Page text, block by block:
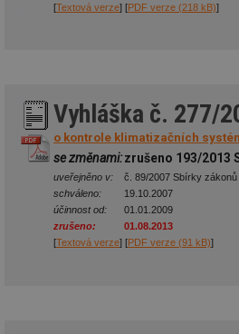
[Textová verze] [PDF verze (218 kB)]
Vyhláška č. 277/
o kontrole klimatizačních
se změnami:zrušeno 193/2013
uveřejněno v:
č. 89/2007 Sbírky
schváleno:
19.10.2007
účinnost od:
01.01.2009
zrušeno:
01.08.2013
[Textová verze] [PDF verze (91 kB)]